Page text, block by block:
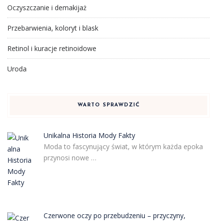
Oczyszczanie i demakijaż
Przebarwienia, koloryt i blask
Retinol i kuracje retinoidowe
Uroda
WARTO SPRAWDZIĆ
Unikalna Historia Mody Fakty
Moda to fascynujący świat, w którym każda epoka
przynosi nowe …
Czerwone oczy po przebudzeniu – przyczyny,